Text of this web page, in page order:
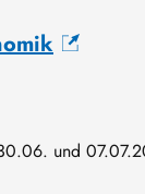
und